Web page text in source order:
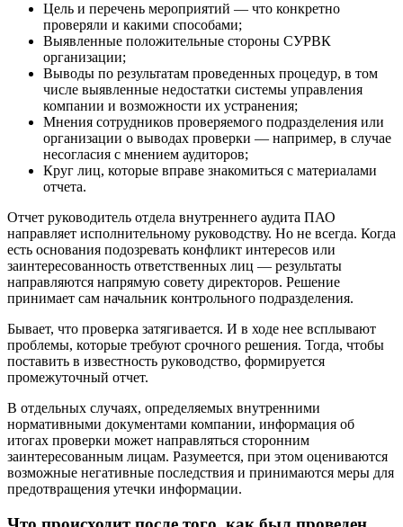
Цель и перечень мероприятий — что конкретно
проверяли и какими способами;
Выявленные положительные стороны СУРВК
организации;
Выводы по результатам проведенных процедур, в том
числе выявленные недостатки системы управления
компании и возможности их устранения;
Мнения сотрудников проверяемого подразделения или
организации о выводах проверки — например, в случае
несогласия с мнением аудиторов;
Круг лиц, которые вправе знакомиться с материалами
отчета.
Отчет руководитель отдела внутреннего аудита ПАО
направляет исполнительному руководству. Но не всегда. Когда
есть основания подозревать конфликт интересов или
заинтересованность ответственных лиц — результаты
направляются напрямую совету директоров. Решение
принимает сам начальник контрольного подразделения.
Бывает, что проверка затягивается. И в ходе нее всплывают
проблемы, которые требуют срочного решения. Тогда, чтобы
поставить в известность руководство, формируется
промежуточный отчет.
В отдельных случаях, определяемых внутренними
нормативными документами компании, информация об
итогах проверки может направляться сторонним
заинтересованным лицам. Разумеется, при этом оцениваются
возможные негативные последствия и принимаются меры для
предотвращения утечки информации.